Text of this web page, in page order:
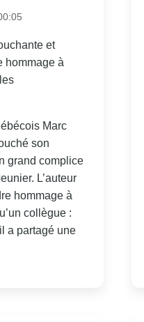
et
hommage à
Marc
son
grand complice
L’auteur
hommage à
collègue :
a partagé une